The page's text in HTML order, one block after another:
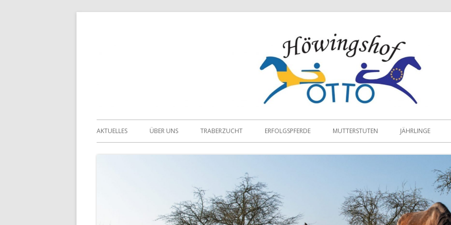
Primäres
Menü
AKTUELLES ÜBER UNS TRABERZUCHT ERFOLGSPFERDE MUTTERSTUTEN JÄHRLINGE